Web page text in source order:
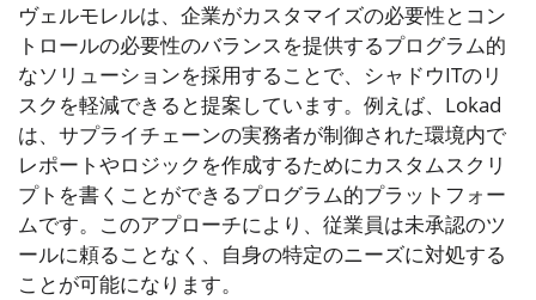
ヴェルモレルは、企業がカスタマイズの必要性とコン
トロールの必要性のバランスを提供するプログラム的
なソリューションを採用することで、シャドウITのリ
スクを軽減できると提案しています。例えば、Lokad
は、サプライチェーンの実務者が制御された環境内で
レポートやロジックを作成するためにカスタムスクリ
プトを書くことができるプログラム的プラットフォー
ムです。このアプローチにより、従業員は未承認のツ
ールに頼ることなく、自身の特定のニーズに対処する
ことが可能になります。